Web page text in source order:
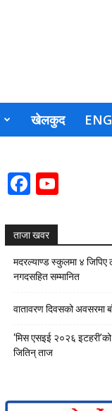
खेलकुद
ताजा खवर
मदरल्याण्ड स्कुलमा ४ जिपिए
नगदसहित सम्मानित
वातावरण दिवसको
‘मिस एसइई २०२६
जितिन् ताज